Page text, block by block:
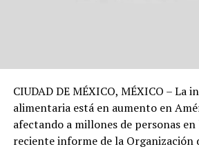
CIUDAD DE MÉXICO, MÉXICO – La
alimentaria está en aumento en
afectando a millones de personas
reciente informe de la Organización